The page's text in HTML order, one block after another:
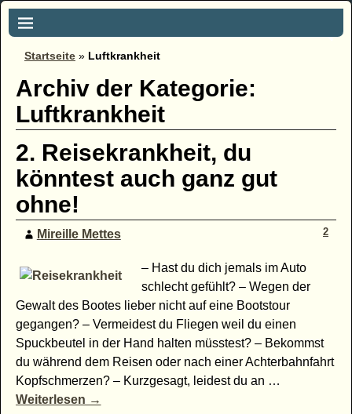
Startseite » Luftkrankheit
Archiv der Kategorie:
Luftkrankheit
2. Reisekrankheit, du
könntest auch ganz gut
ohne!
Mireille Mettes 2
– Hast du dich jemals im Auto
schlecht gefühlt? – Wegen der
Gewalt des Bootes lieber nicht auf eine Bootstour
gegangen? – Vermeidest du Fliegen weil du einen
Spuckbeutel in der Hand halten müsstest? – Bekommst
du während dem Reisen oder nach einer Achterbahnfahrt
Kopfschmerzen? – Kurzgesagt, leidest du an …
Weiterlesen →